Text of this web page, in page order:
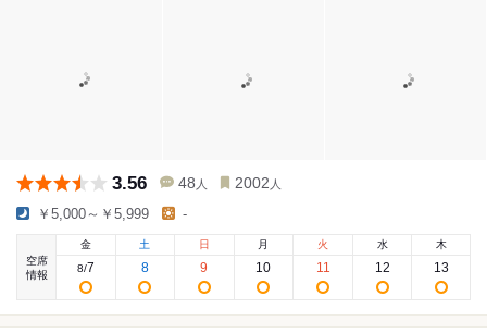
3.56 48 人 2002 人
￥5,000～￥5,999 -
空席
情報
金
8/7
土
8
日
9
月
10
火
11
水
12
木
13